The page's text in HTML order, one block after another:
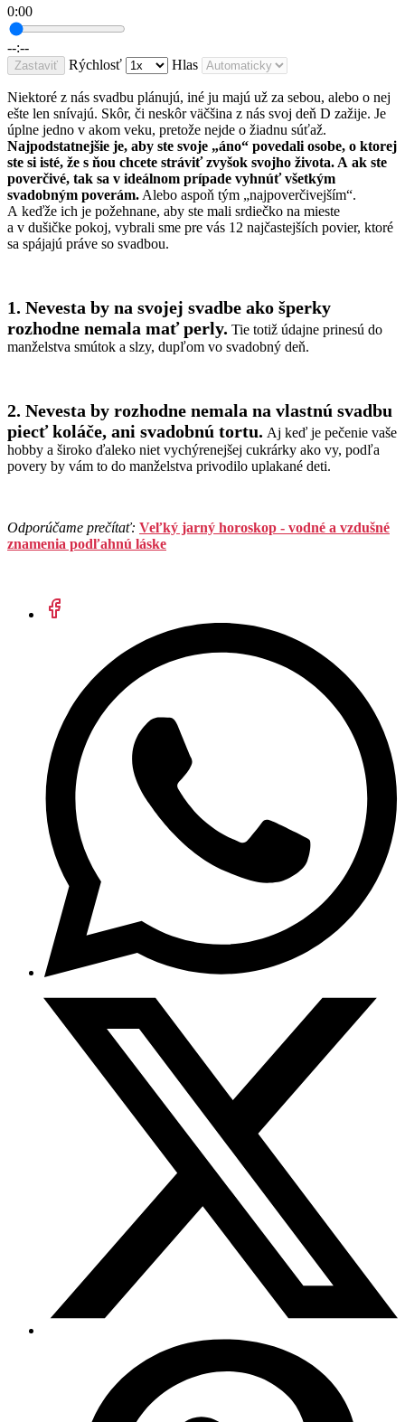
0:00
--:--
Zastaviť Rýchlosť Hlas
Niektoré z nás svadbu plánujú, iné ju majú už za sebou, alebo o nej
ešte len snívajú. Skôr, či neskôr väčšina z nás svoj deň D zažije. Je
úplne jedno v akom veku, pretože nejde o žiadnu súťaž.
Najpodstatnejšie je, aby ste svoje „áno“ povedali osobe, o ktorej
ste si isté, že s ňou chcete stráviť zvyšok svojho života. A ak ste
poverčivé, tak sa v ideálnom prípade vyhnúť všetkým
svadobným poverám.Alebo aspoň tým „najpoverčivejším“.
A keďže ich je požehnane, aby ste mali srdiečko na mieste
a v dušičke pokoj, vybrali sme pre vás 12 najčastejších povier, ktoré
sa spájajú práve so svadbou.
1. Nevesta by na svojej svadbe ako šperky
rozhodne nemala mať perly. Tie totiž údajne prinesú do
manželstva smútok a slzy, dupľom vo svadobný deň.
2. Nevesta by rozhodne nemala na vlastnú svadbu
piecť koláče, ani svadobnú tortu. Aj keď je pečenie vaše
hobby a široko ďaleko niet vychýrenejšej cukrárky ako vy, podľa
povery by vám to do manželstva privodilo uplakané deti.
Odporúčame prečítať: Veľký jarný horoskop - vodné a vzdušné
znamenia podľahnú láske